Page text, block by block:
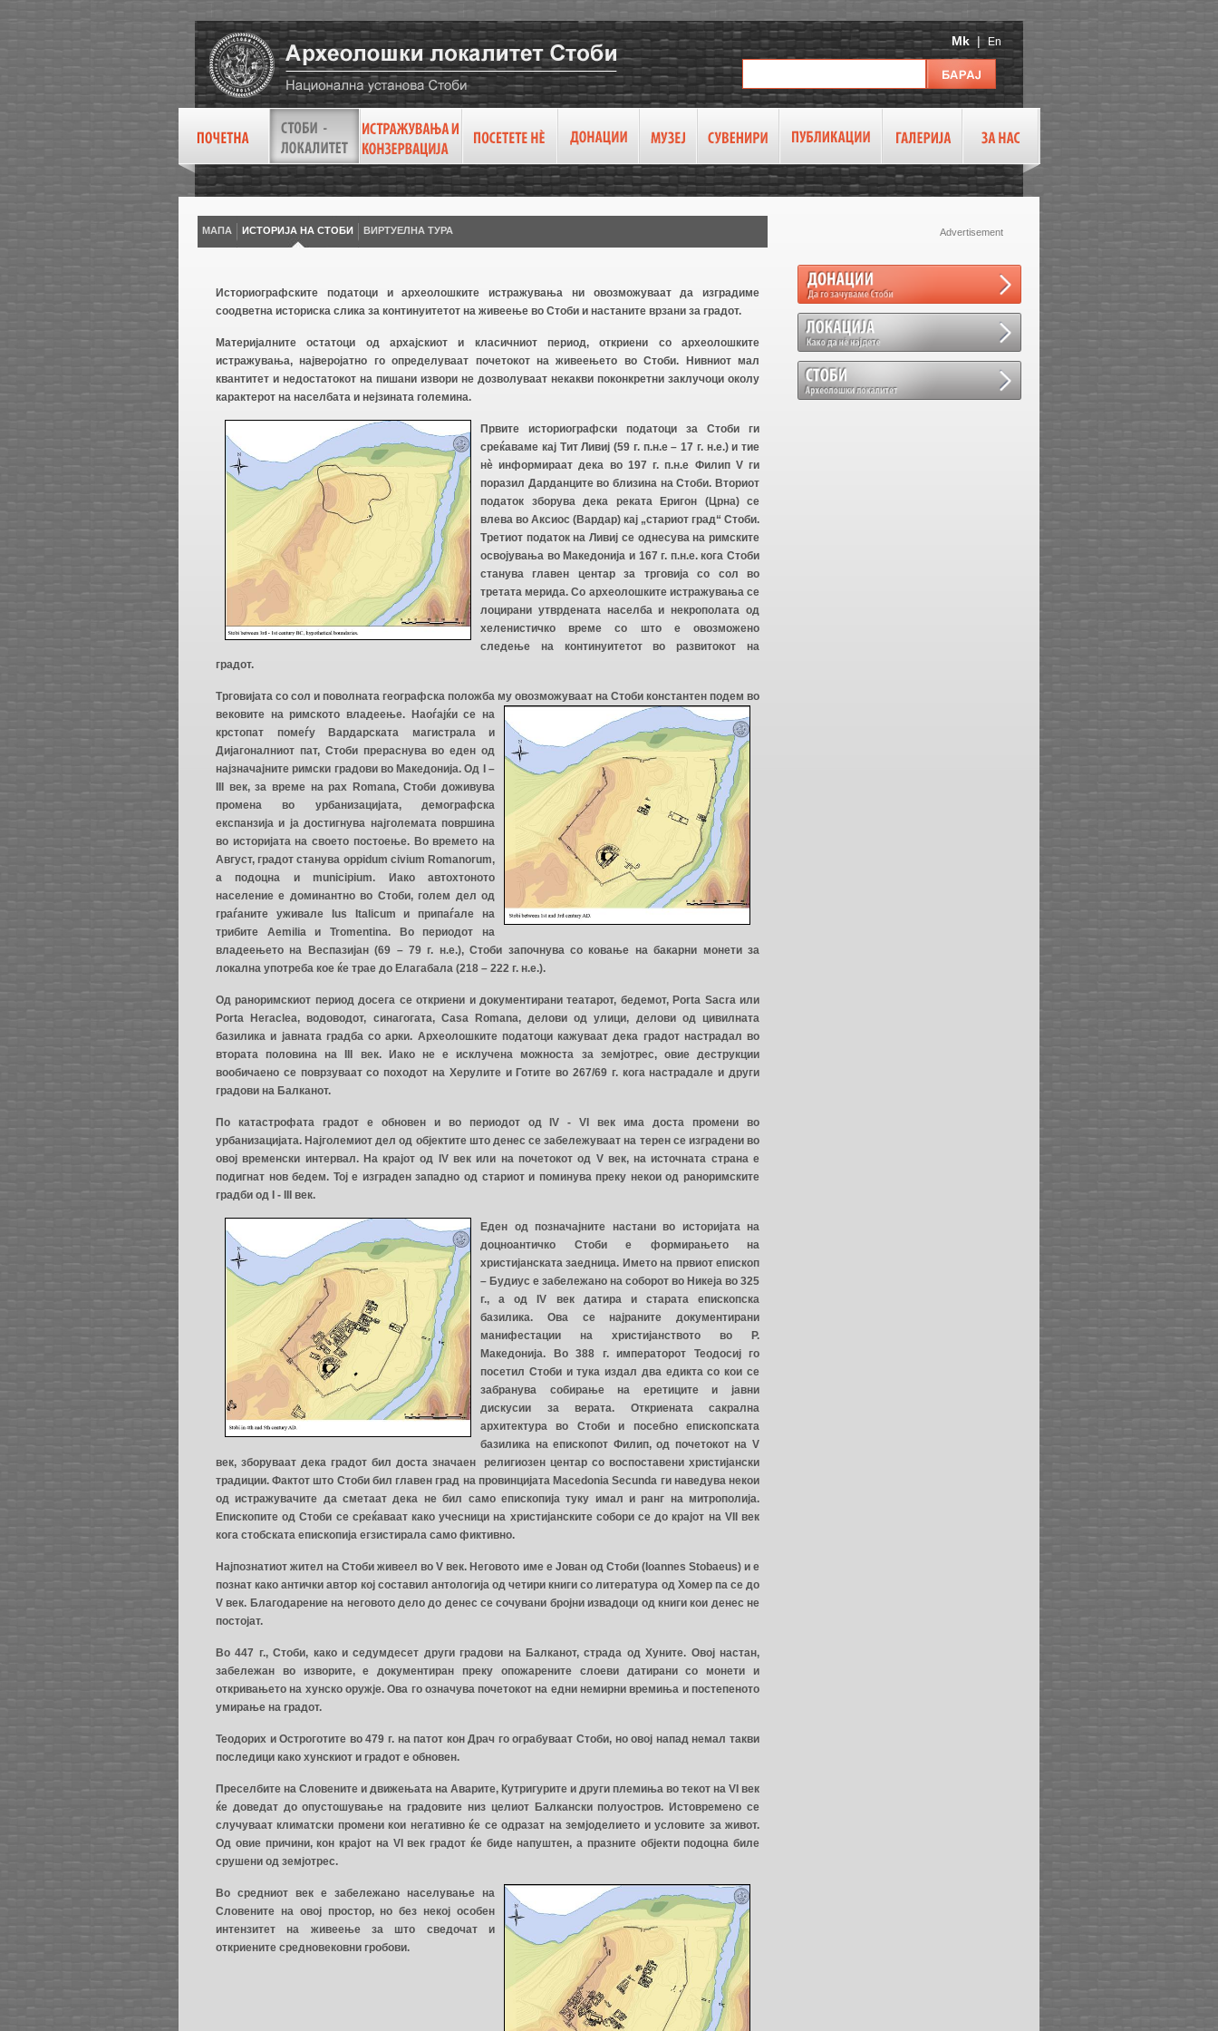
Mk |En
МАПА ИСТОРИЈА НА СТОБИ ВИРТУEЛНА ТУРА
Историографските податоци и археолошките истражувања ни овозможуваат да изградиме
соодветна историска слика за континуитетот на живеење во Стоби и настаните врзани за градот.
Материјалните остатоци од архајскиот и класичниот период, откриени со археолошките
истражувања, најверојатно го определуваат почетокот на живеењето во Стоби. Нивниот мал
квантитет и недостатокот на пишани извори не дозволуваат некакви поконкретни заклучоци околу
карактерот на населбата и нејзината големина.
Првите историографски податоци за Стоби ги
среќаваме кај Тит Ливиј (59 г. п.н.е – 17 г. н.е.) и тие
нè информираат дека во 197 г. п.н.е Филип V ги
поразил Дарданците во близина на Стоби. Вториот
податок зборува дека реката Еригон (Црна) се
влева во Аксиос (Вардар) кај „стариот град“ Стоби.
Третиот податок на Ливиј се однесува на римските
освојувања во Македонија и 167 г. п.н.е. кога Стоби
станува главен центар за трговија со сол во
третата мерида. Со археолошките истражувања се
лоцирани утврдената населба и некрополата од
хеленистичко време со што е овозможено
следење на континуитетот во развитокот на
градот.
Трговијата со сол и поволната географска положба му овозможуваат на Стоби константен подем во
вековите на римското владеење. Наоѓајќи се на
крстопат помеѓу Вардарската магистрала и
Дијагоналниот пат, Стоби прераснува во еден од
најзначајните римски градови во Македонија. Од Ι –
ΙΙΙ век, за време на pax Romana, Стоби доживува
промена во урбанизацијата, демографска
експанзија и ја достигнува најголемата површина
во историјата на своето постоење. Во времето на
Август, градот станува oppidum civium Romanorum,
а подоцна и municipium. Иако автохтоното
население е доминантно во Стоби, голем дел од
граѓаните уживале Ius Italicum и припаѓале на
трибите Aemilia и Tromentina. Во периодот на
владеењето на Веспазијан (69 – 79 г. н.е.), Стоби започнува со ковање на бакарни монети за
локална употреба кое ќе трае до Елагабала (218 – 222 г. н.е.).
Од раноримскиот период досега се откриени и документирани театарот, бедемот, Porta Sacra или
Porta Heraclea, водоводот, синагогата, Casa Romana, делови од улици, делови од цивилната
базилика и јавната градба со арки. Археолошките податоци кажуваат дека градот настрадал во
втората половина на ΙΙΙ век. Иако не е исклучена можноста за земјотрес, овие деструкции
вообичаено се поврзуваат со походот на Херулите и Готите во 267/69 г. кога настрадале и други
градови на Балканот.
По катастрофата градот е обновен и во периодот од IV - VI век има доста промени во
урбанизацијата. Најголемиот дел од објектите што денес се забележуваат на терен се изградени во
овој временски интервал. На крајот од IV век или на почетокот од V век, на источната страна е
подигнат нов бедем. Тој е изграден западно од стариот и поминува преку некои од раноримските
градби од I - III век.
Еден од позначајните настани во историјата на
доцноантичко Стоби е формирањето на
христијанската заедница. Името на првиот епископ
– Будиус е забележано на соборот во Никеја во 325
г., а од IV век датира и старата епископска
базилика. Ова се најраните документирани
манифестации на христијанството во Р.
Македонија. Во 388 г. императорот Теодосиј го
посетил Стоби и тука издал два едикта со кои се
забранува собирање на еретиците и јавни
дискусии за верата. Откриената сакрална
архитектура во Стоби и посебно епископската
базилика на епископот Филип, од почетокот на V
век, зборуваат дека градот бил доста значаен религиозен центар со воспоставени христијански
традиции. Фактот што Стоби бил главен град на провинцијата Macedonia Secunda ги наведува некои
од истражувачите да сметаат дека не бил само епископија туку имал и ранг на митрополија.
Епископите од Стоби се среќаваат како учесници на христијанските собори се до крајот на VII век
кога стобската епископија егзистирала само фиктивно.
Најпознатиот жител на Стоби живеел во V век. Неговотo име е Јован од Стоби (Ioannes Stobaeus) и е
познат како антички автор кој составил антологија од четири книги со литература од Хомер па се до
V век. Благодарение на неговото дело до денес се сочувани бројни извадоци од книги кои денес не
постојат.
Во 447 г., Стоби, како и седумдесет други градови на Балканот, страда од Хуните. Овој настан,
забележан во изворите, е документиран преку опожарените слоеви датирани со монети и
откривањето на хунско оружје. Ова го означува почетокот на едни немирни времиња и постепеното
умирање на градот.
Теодорих и Остроготите во 479 г. на патот кон Драч го ограбуваат Стоби, но овој напад немал такви
последици како хунскиот и градот е обновен.
Преселбите на Словените и движењата на Аварите, Кутригурите и други племиња во текот на VI век
ќе доведат до опустошување на градовите низ целиот Балкански полуостров. Истовремено се
случуваат климатски промени кои негативно ќе се одразат на земјоделието и условите за живот.
Од овие причини, кон крајот на VI век градот ќе биде напуштен, а празните објекти подоцна биле
срушени од земјотрес.
Во средниот век е забележано населување на
Словените на овој простор, но без некој особен
интензитет на живеење за што сведочат и
откриените средновековни гробови.
Advertisement